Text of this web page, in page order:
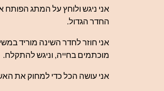
אני ניגש ולוחץ על המתג
החדר הגדול.
אני חוזר לחדר השינה מוריד
מוכתמים בחייה, וניגש להתקלח.
אני עושה הכל כדי למחוק את